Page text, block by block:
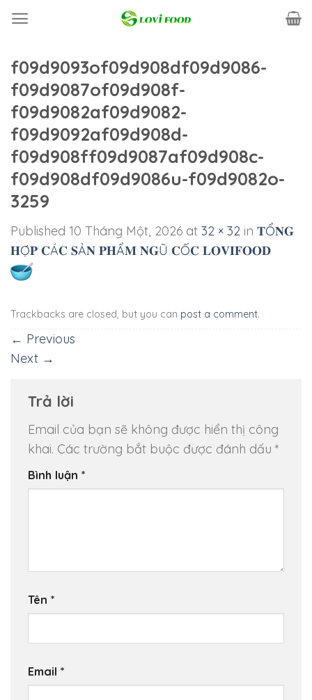
f09d9093of09d908df09d9086-
f09d9087of09d908f-
f09d9082af09d9082-
f09d9092af09d908d-
f09d908ff09d9087af09d908c-
f09d908df09d9086u-f09d9082o-
3259
Published 10 Tháng Một, 2026 at 32 × 32 in 𝐓Ổ𝐍𝐆
𝐇Ợ𝐏 𝐂Á𝐂 𝐒Ả𝐍 𝐏𝐇Ẩ𝐌 𝐍𝐆Ũ 𝐂Ố𝐂 𝐋𝐎𝐕𝐈𝐅𝐎𝐎𝐃
Trackbacks are closed, but you can post a comment.
← Previous
Next →
Trả lời
Email của bạn sẽ không được hiển thị công
khai. Các trường bắt buộc được đánh dấu *
Bình luận *
Tên *
Email *